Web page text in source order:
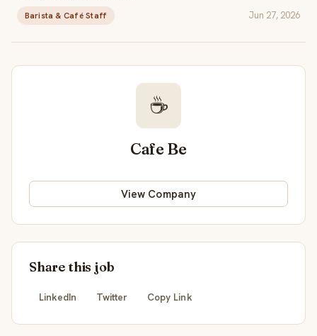
Barista & Café Staff Jun 27, 2026
☕
Cafe Be
View Company
Share this job
LinkedIn Twitter Copy Link